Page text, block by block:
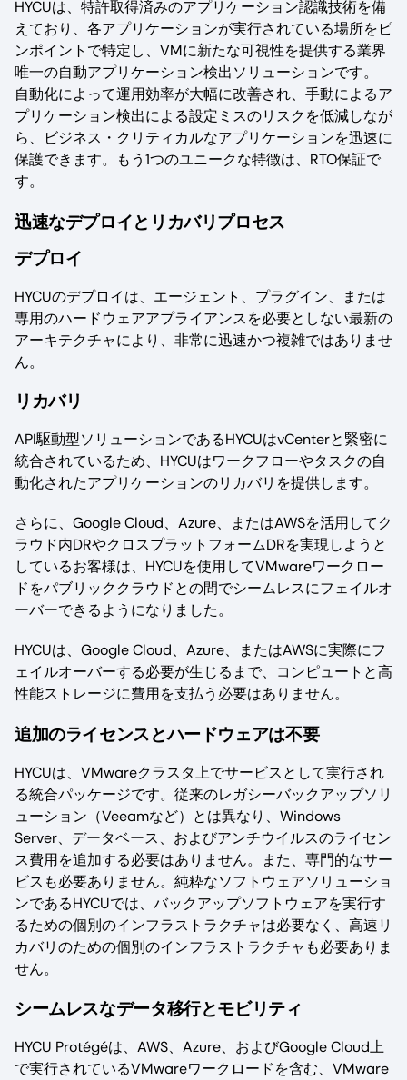
HYCUは、特許取得済みのアプリケーション認識技術を備
えており、各アプリケーションが実行されている場所をピ
ンポイントで特定し、VMに新たな可視性を提供する業界
唯一の自動アプリケーション検出ソリューションです。
自動化によって運用効率が大幅に改善され、手動によるア
プリケーション検出による設定ミスのリスクを低減しなが
ら、ビジネス・クリティカルなアプリケーションを迅速に
保護できます。もう1つのユニークな特徴は、RTO保証で
す。
迅速なデプロイとリカバリプロセス
デプロイ
HYCUのデプロイは、エージェント、プラグイン、または
専用のハードウェアアプライアンスを必要としない最新の
アーキテクチャにより、非常に迅速かつ複雑ではありませ
ん。
リカバリ
API駆動型ソリューションであるHYCUはvCenterと緊密に
統合されているため、HYCUはワークフローやタスクの自
動化されたアプリケーションのリカバリを提供します。
さらに、Google Cloud、Azure、またはAWSを活用してク
ラウド内DRやクロスプラットフォームDRを実現しようと
しているお客様は、HYCUを使用してVMwareワークロー
ドをパブリッククラウドとの間でシームレスにフェイルオ
ーバーできるようになりました。
HYCUは、Google Cloud、Azure、またはAWSに実際にフ
ェイルオーバーする必要が生じるまで、コンピュートと高
性能ストレージに費用を支払う必要はありません。
追加のライセンスとハードウェアは不要
HYCUは、VMwareクラスタ上でサービスとして実行され
る統合パッケージです。従来のレガシーバックアップソリ
ューション（Veeamなど）とは異なり、Windows
Server、データベース、およびアンチウイルスのライセン
ス費用を追加する必要はありません。また、専門的なサー
ビスも必要ありません。純粋なソフトウェアソリューショ
ンであるHYCUでは、バックアップソフトウェアを実行す
るための個別のインフラストラクチャは必要なく、高速リ
カバリのための個別のインフラストラクチャも必要ありま
せん。
シームレスなデータ移行とモビリティ
HYCU Protégéは、AWS、Azure、およびGoogle Cloud上
で実行されているVMwareワークロードを含む、VMware